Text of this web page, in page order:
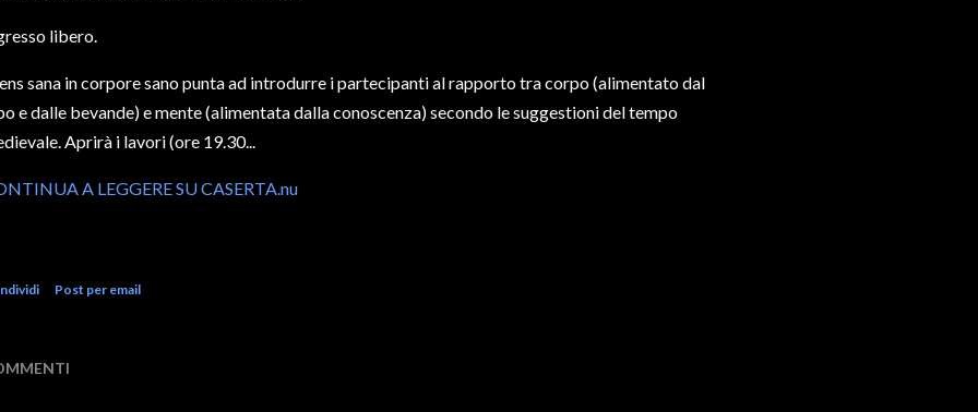
libero.
sana in corpore sano punta ad introdurre i partecipanti al rapporto tra corpo (alimentato dal
e dalle bevande) e mente (alimentata dalla conoscenza) secondo le suggestioni del tempo
Aprirà i lavori (ore 19.30...
A LEGGERE SU CASERTA.nu
Post per email